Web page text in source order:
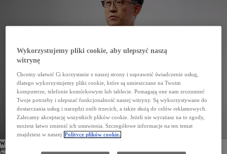
W kwietniu Toyota wprowadzi zmiany w Zarządzie spółki oraz w strukturze organizacyjnej. Nowym
prezydentem i dyrektorem generalnym Toyota Motor Corporation (TMC)
Wykorzystujemy pliki cookie, aby ulepszyć naszą
witrynę
Chcemy ułatwić Ci korzystanie z naszej strony i usprawnić świadczenie usług,
dlatego wykorzystujemy pliki cookie, które są umieszczane na Twoim
komputerze, telefonie komórkowym lub tablecie. Pomagają one nam zrozumieć
Twoje potrzeby i ulepszać funkcjonalność naszej witryny. Są wykorzystywane do
dostarczania usług i narzędzi osób trzecich, a także służą do celów reklamowych.
Zalecamy akceptację wszystkich plików cookie. Jeżeli nie wyrażasz na to zgody,
możesz łatwo zmienić ich ustawienia. Szczegółowe informacje na ten temat
znajdziesz w naszej Polityce plików cookie.